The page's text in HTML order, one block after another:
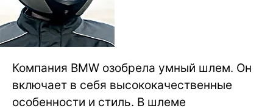
Компания BMW озобрела умный шлем. Он
включает в себя высококачественные
особенности и стиль. В шлеме